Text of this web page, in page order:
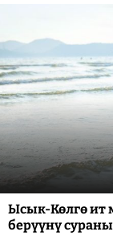
Ысык-Көлгө ит
берүүнү